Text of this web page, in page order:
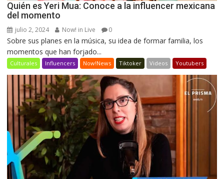
Quién es Yeri Mua: Conoce a la influencer mexicana
del momento
julio 2, 2024 Now! in Live 0
Sobre sus planes en la música, su idea de formar familia, los
momentos que han forjado...
Culturales Influencers Now!News Tiktoker Videos Youtubers